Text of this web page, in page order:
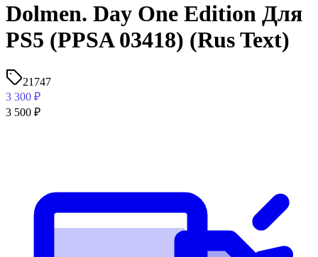
Dolmen. Day One Edition Для
PS5 (PPSA 03418) (Rus Text)
21747
3 300 ₽
3 500 ₽